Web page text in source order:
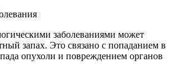
заболеваниями может
запах. Это связано с попаданием в
опухоли и повреждением органов